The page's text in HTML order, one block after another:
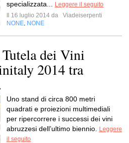
specializzata...
Leggere il seguito
Il 16 luglio 2014 da
Viadeiserpenti
NONE NONE
dei Vini
2014 tra
Uno stand di circa 800 metri
quadrati e proiezioni multimediali
per ripercorrere i successi dei vini
abruzzesi dell’ultimo biennio.
Leggere
il seguito